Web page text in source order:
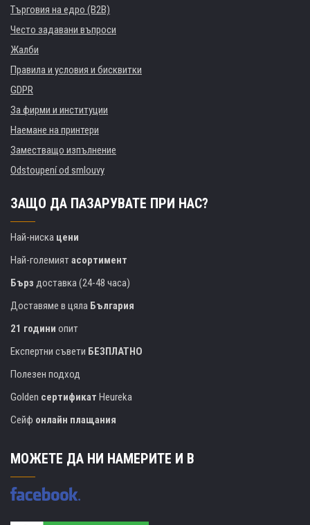
Търговия на едро (B2B)
Често задавани въпроси
Жалби
Правила и условия и бисквитки
GDPR
За фирми и институции
Наемане на принтери
Заместващо изпълнение
Odstoupení od smlouvy
ЗАЩО ДА ПАЗАРУВАТЕ ПРИ НАС?
Най-ниска цени
Най-големиятасортимент
Бърз доставка (24-48 часа)
Доставяме в цяла България
21 години опит
Експертни съвети БЕЗПЛАТНО
Полезен подход
Golden сертификат Heureka
Сейф онлайн плащания
МОЖЕТЕ ДА НИ НАМЕРИТЕ И В